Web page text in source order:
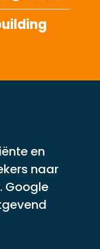
en
naar
Google